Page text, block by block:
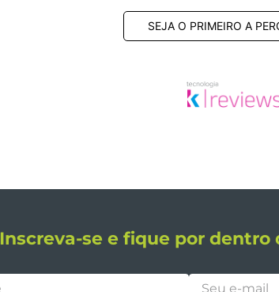
SEJA O PRIMEIRO A
Inscreva-se e fique por dentro